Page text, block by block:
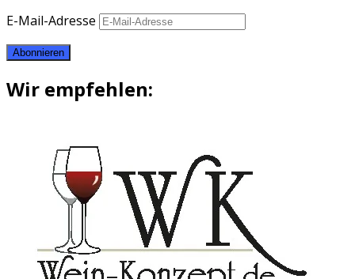
E-Mail-Adresse
Abonnieren
Wir empfehlen: